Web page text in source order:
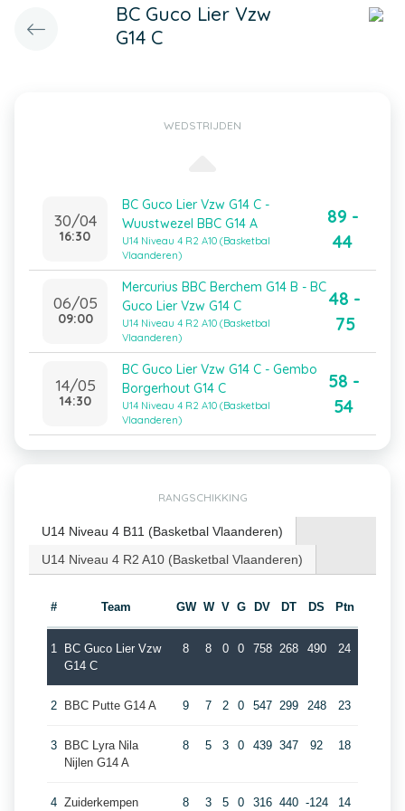
BC Guco Lier Vzw
G14 C
WEDSTRIJDEN
30/04
16:30
BC Guco Lier Vzw G14 C -
Wuustwezel BBC G14 A
U14 Niveau 4 R2 A10 (Basketbal
Vlaanderen)
89 -
44
06/05
09:00
Mercurius BBC Berchem G14 B - BC
Guco Lier Vzw G14 C
U14 Niveau 4 R2 A10 (Basketbal
Vlaanderen)
48 -
75
14/05
14:30
BC Guco Lier Vzw G14 C - Gembo
Borgerhout G14 C
U14 Niveau 4 R2 A10 (Basketbal
Vlaanderen)
58 -
54
RANGSCHIKKING
U14 Niveau 4 B11 (Basketbal Vlaanderen)
U14 Niveau 4 R2 A10 (Basketbal Vlaanderen)
# Team GW W V G DV DT DS Ptn
1
BC Guco Lier Vzw
G14 C
8 8 0 0 758 268 490 24
2 BBC Putte G14 A 9 7 2 0 547 299 248 23
3
BBC Lyra Nila
Nijlen G14 A
8 5 3 0 439 347 92 18
4 Zuiderkempen 8 3 5 0 316 440 -124 14